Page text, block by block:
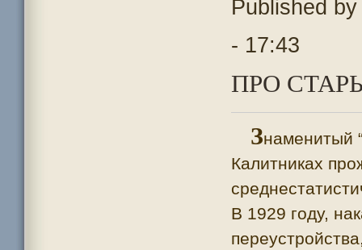
Published
- 17:43
ПРО
Знаменитый
Калитниках
В 1929 году,